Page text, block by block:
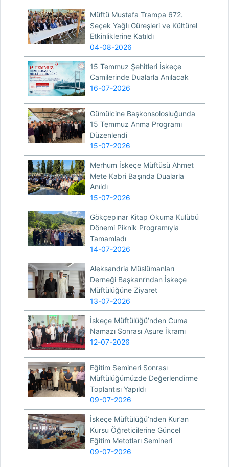
Müftü Mustafa Trampa 672.
Seçek Yağlı Güreşleri ve Kültürel
Etkinliklerine Katıldı
04-08-2026
15 Temmuz Şehitleri İskeçe
Camilerinde Dualarla Anılacak
16-07-2026
Gümülcine Başkonsolosluğunda
15 Temmuz Anma Programı
Düzenlendi
15-07-2026
Merhum İskeçe Müftüsü Ahmet
Mete Kabri Başında Dualarla
Anıldı
15-07-2026
Gökçepınar Kitap Okuma Kulübü
Dönemi Piknik Programıyla
Tamamladı
14-07-2026
Aleksandria Müslümanları
Derneği Başkanı’ndan İskeçe
Müftülüğüne Ziyaret
13-07-2026
İskeçe Müftülüğü’nden Cuma
Namazı Sonrası Aşure İkramı
12-07-2026
Eğitim Semineri Sonrası
Müftülüğümüzde Değerlendirme
Toplantısı Yapıldı
09-07-2026
İskeçe Müftülüğü’nden Kur’an
Kursu Öğreticilerine Güncel
Eğitim Metotları Semineri
09-07-2026